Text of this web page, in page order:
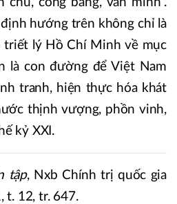
hướng trên không chỉ là
triết lý Hồ Chí Minh về mục
là con đường để Việt Nam
tranh, hiện thực hóa khát
thịnh vượng, phồn vinh,
kỷ XXI.
tập, Nxb Chính trị quốc gia
t. 12, tr. 647.